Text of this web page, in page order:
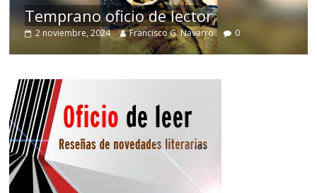
Temprano oficio de lector
2 noviembre, 2024 Francisco G. Navarro 0